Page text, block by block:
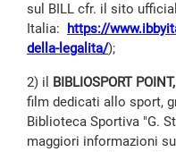
sul BILL cfr. il sito
Italia: https://
della-legalita/);
2) il BIBLIOSPORT POINT,
film dedicati allo sport,
Biblioteca Sportiva "G.
maggiori informazioni